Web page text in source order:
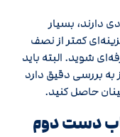
دارند، بسیار
کمتر از نصف
شوید. البته باید
به بررسی دقیق دارد
حاصل کنید.
دست دوم